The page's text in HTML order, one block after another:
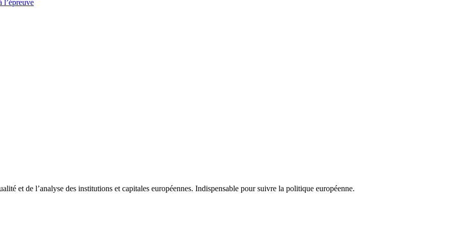
l’épreuve
et de l’analyse des institutions et capitales européennes. Indispensable pour suivre la politique européenne.